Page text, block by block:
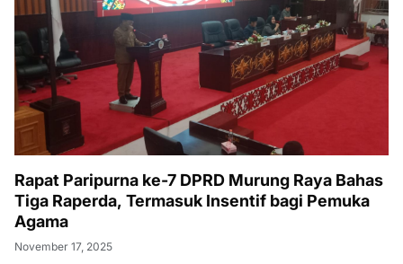
Rapat Paripurna ke-7 DPRD Murung Raya Bahas
Tiga Raperda, Termasuk Insentif bagi Pemuka
Agama
November 17, 2025